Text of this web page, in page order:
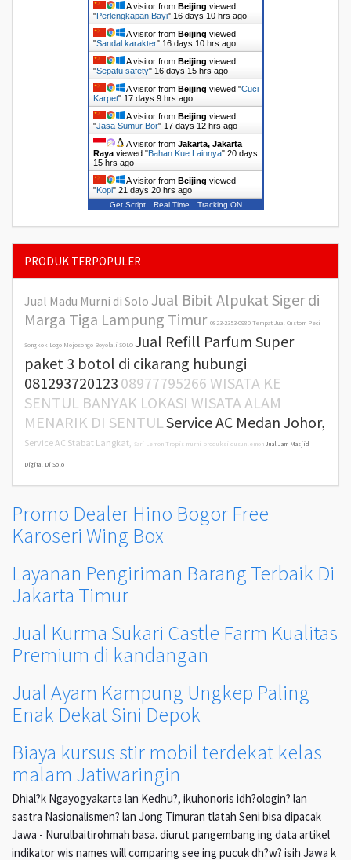
A visitor from Beijing viewed
"Perlengkapan Bayi" 16 days 10 hrs ago
A visitor from Beijing viewed
"Sandal karakter" 16 days 10 hrs ago
A visitor from Beijing viewed
"Sepatu safety" 16 days 15 hrs ago
A visitor from Beijing viewed "Cuci
Karpet" 17 days 9 hrs ago
A visitor from Beijing viewed
"Jasa Sumur Bor" 17 days 12 hrs ago
A visitor from Jakarta, Jakarta
Rayaviewed "Bahan Kue Lainnya" 20 days
15 hrs ago
A visitor from Beijing viewed
"Kopi" 21 days 20 hrs ago
Get Script Real Time Tracking ON
PRODUK TERPOPULER
Jual Madu Murni di Solo Jual Bibit Alpukat Siger di
Marga Tiga Lampung Timur 0823-2353-0980 Tempat Jual Custom Peci
Songkok Logo Mojosongo Boyolali SOLO Jual Refill Parfum Super
paket 3 botol di cikarang hubungi
081293720123 08977795266 WISATA KE
SENTUL BANYAK LOKASI WISATA ALAM
MENARIK DI SENTUL Service AC Medan Johor,
Service AC Stabat Langkat, Sari Lemon Tropis murni produksi dusunlemon Jual Jam Masjid
Digital Di Solo
Promo Dealer Hino Bogor Free
Karoseri Wing Box
Layanan Pengiriman Barang Terbaik Di
Jakarta Timur
Jual Kurma Sukari Castle Farm Kualitas
Premium di kandangan
Jual Ayam Kampung Ungkep Paling
Enak Dekat Sini Depok
Biaya kursus stir mobil terdekat kelas
malam Jatiwaringin
Dhial?k Ngayogyakarta lan Kedhu?, ikuhonoris idh?ologin? lan
sastra Nasionalismen? lan Jong Timuran tlatah Seni bisa dipacak
Jawa - Nurulbaitirohmah basa. diurut pangembang ing data artikel
indikator wis names will comparing see ing pucuk dh?w? isih Jawa k